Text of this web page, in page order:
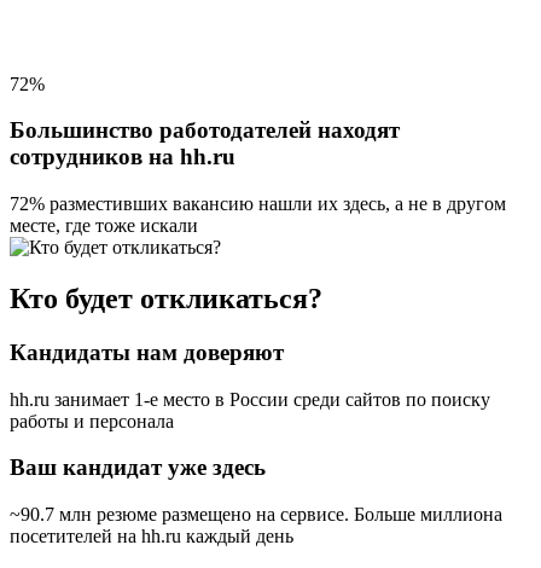
72%
Большинство работодателей находят
сотрудников на hh.ru
72% разместивших вакансию нашли их здесь, а не в другом
месте, где тоже искали
Кто будет откликаться?
Кандидаты нам доверяют
hh.ru занимает 1-е место в России среди сайтов по поиску
работы и персонала
Ваш кандидат уже здесь
~90.7 млн резюме размещено на сервисе. Больше миллиона
посетителей на hh.ru каждый день